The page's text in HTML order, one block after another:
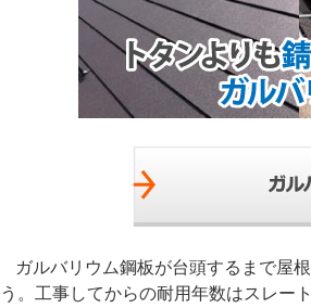
ガルバリウム鋼板が台頭するまで屋
う。工事してからの耐用年数はスレー